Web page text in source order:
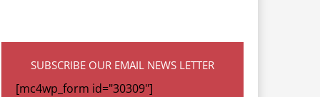
SUBSCRIBE OUR EMAIL NEWS LETTER
[mc4wp_form id="30309"]